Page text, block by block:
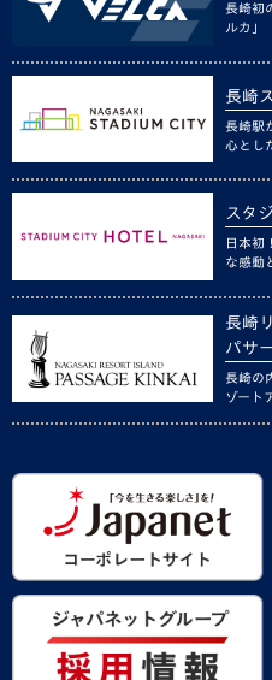
長崎初
ルカ」
長崎
長崎駅
心とし
スタ
日本初
な感動
長崎
パサ
長崎の
ゾート